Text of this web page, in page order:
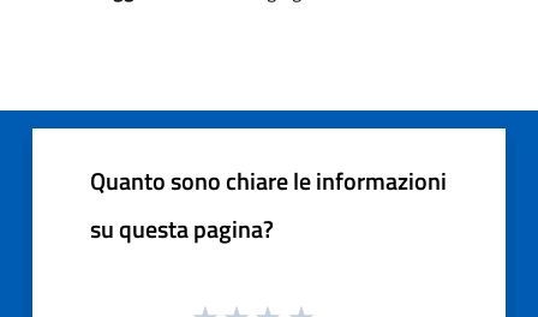
Quanto sono chiare le informazioni
su questa pagina?